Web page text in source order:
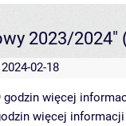
2023/2024"
02-18
godzin więcej
więcej informacji